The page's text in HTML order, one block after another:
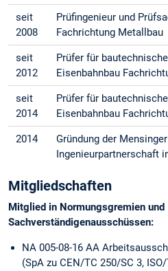
seit
2008
Prüfingenieur und
Fachrichtung Metallbau
seit
2012
Prüfer für
Eisenbahnbau
seit
2014
Prüfer für
Eisenbahnbau
2014
Gründung der
Ingenieurpartnerschaft
Mitgliedschaften
Mitglied in Normungsgremien und
Sachverständigenausschüssen:
NA 005-08-16 AA
(SpA zu CEN/TC 250/SC 3,